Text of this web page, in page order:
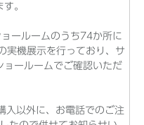
。
ールームのうち74か所に
実機展示を行っており、サ
ョールームでご確認いただ
入以外に、お電話でのご注